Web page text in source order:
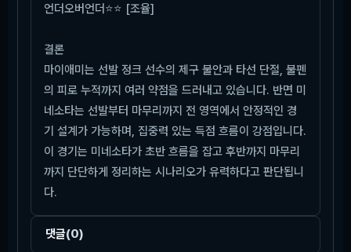
언더오버 언더⭐⭐ [조율]
결론
마이애미는 선발 정크 선수의 제구 불안과 타선 단절, 불펜
의 피로 누적까지 여러 약점을 드러내고 있습니다. 반면 미
네소타는 선발부터 마무리까지 전 영역에서 안정적인 경
기 설계가 가능하며, 집중력 있는 득점 흐름이 강점입니다.
이 경기는 미네소타가 초반 흐름을 잡고 후반까지 마무리
까지 단단하게 정리하는 시나리오가 유력하다고 판단됩니
다.
댓글(0)